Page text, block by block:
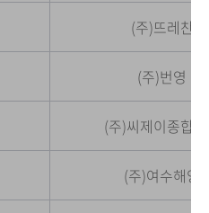
(주)뜨레찬
(주)번영
(주)씨제이종합
(주)여수해양